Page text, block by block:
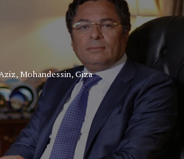
Mohandessin, Giza